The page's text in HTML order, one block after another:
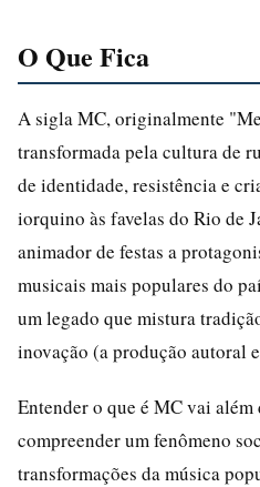
O Que Fica
A sigla MC, originalmente
transformada pela cultura de
de identidade, resistência e
iorquino às favelas do Rio de
animador de festas a
musicais mais populares do
um legado que mistura
inovação (a produção autoral
Entender o que é MC vai
compreender um fenômeno
transformações da música